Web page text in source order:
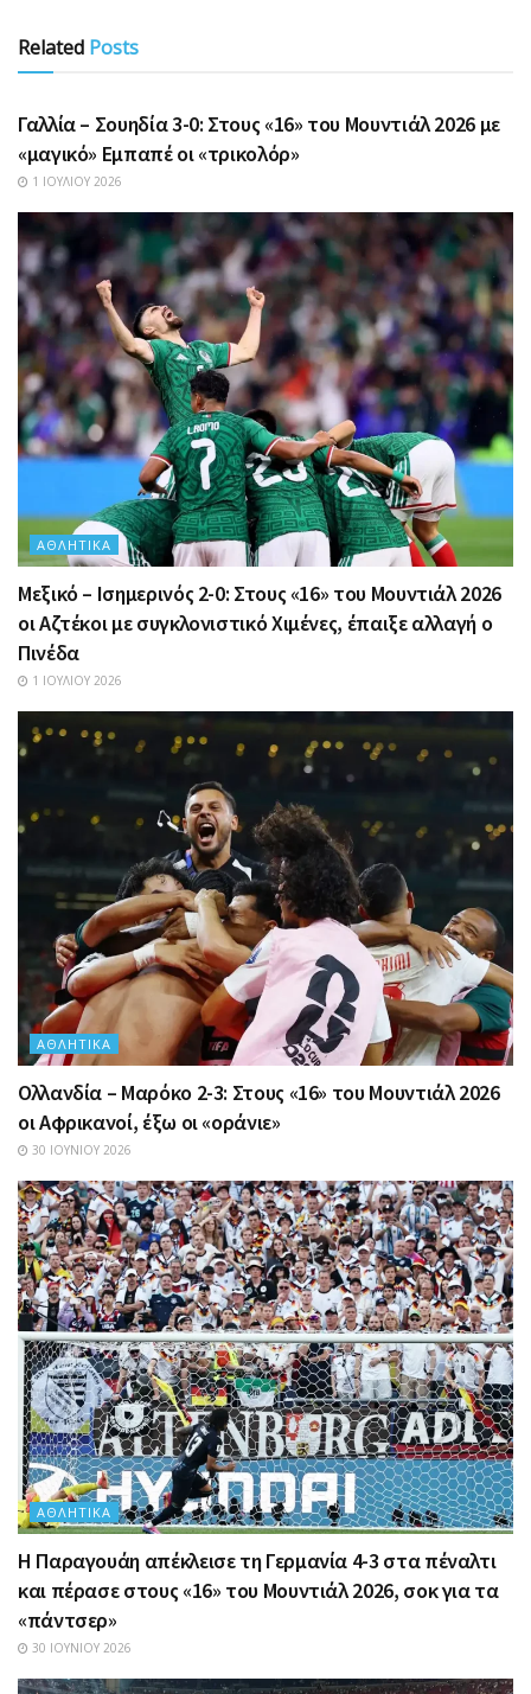
Related Posts
ΑΘΛΗΤΙΚΆ
Γαλλία – Σουηδία 3-0: Στους «16» του Μουντιάλ 2026 με
«μαγικό» Εμπαπέ οι «τρικολόρ»
1 ΙΟΥΛΊΟΥ 2026
ΑΘΛΗΤΙΚΆ
Μεξικό – Ισημερινός 2-0: Στους «16» του Μουντιάλ 2026
οι Αζτέκοι με συγκλονιστικό Χιμένες, έπαιξε αλλαγή ο
Πινέδα
1 ΙΟΥΛΊΟΥ 2026
ΑΘΛΗΤΙΚΆ
Ολλανδία – Μαρόκο 2-3: Στους «16» του Μουντιάλ 2026
οι Αφρικανοί, έξω οι «οράνιε»
30 ΙΟΥΝΊΟΥ 2026
ΑΘΛΗΤΙΚΆ
Η Παραγουάη απέκλεισε τη Γερμανία 4-3 στα πέναλτι
και πέρασε στους «16» του Μουντιάλ 2026, σοκ για τα
«πάντσερ»
30 ΙΟΥΝΊΟΥ 2026